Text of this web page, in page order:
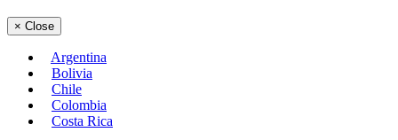
× Close
Argentina
Bolivia
Chile
Colombia
Costa Rica